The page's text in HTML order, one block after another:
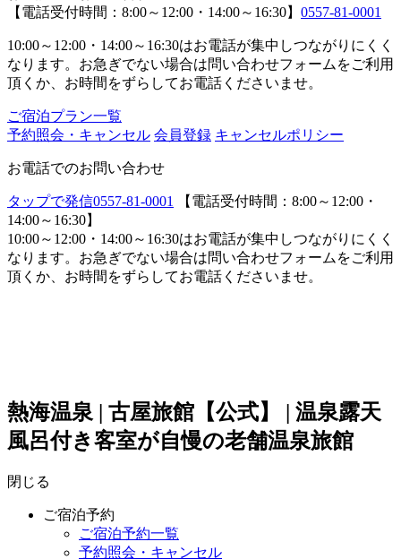
【電話受付時間：8:00～12:00・14:00～16:30】 0557-81-0001
10:00～12:00・14:00～16:30はお電話が集中しつながりにくく
なります。お急ぎでない場合は問い合わせフォームをご利用
頂くか、お時間をずらしてお電話くださいませ。
ご宿泊プラン一覧
予約照会・キャンセル 会員登録 キャンセルポリシー
お電話でのお問い合わせ
タップで発信0557-81-0001
【電話受付時間：8:00～12:00・
14:00～16:30】
10:00～12:00・14:00～16:30はお電話が集中しつながりにくく
なります。お急ぎでない場合は問い合わせフォームをご利用
頂くか、お時間をずらしてお電話くださいませ。
熱海温泉 | 古屋旅館【公式】 | 温泉露天
風呂付き客室が自慢の老舗温泉旅館
閉じる
ご宿泊予約
ご宿泊予約一覧
予約照会・キャンセル